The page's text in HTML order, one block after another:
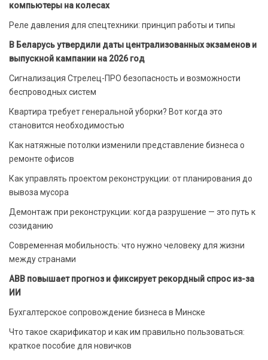
компьютеры на колесах
Реле давления для спецтехники: принцип работы и типы
В Беларусь утвердили даты централизованных экзаменов и
выпускной кампании на 2026 год
Сигнализация Стрелец-ПРО безопасность и возможности
беспроводных систем
Квартира требует генеральной уборки? Вот когда это
становится необходимостью
Как натяжные потолки изменили представление бизнеса о
ремонте офисов
Как управлять проектом реконструкции: от планирования до
вывоза мусора
Демонтаж при реконструкции: когда разрушение — это путь к
созиданию
Современная мобильность: что нужно человеку для жизни
между странами
ABB повышает прогноз и фиксирует рекордный спрос из-за
ИИ
Бухгалтерское сопровождение бизнеса в Минске
Что такое скарификатор и как им правильно пользоваться:
краткое пособие для новичков